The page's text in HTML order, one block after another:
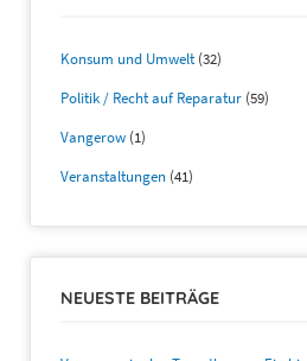
Konsum und Umwelt(32)
Politik / Recht auf Reparatur (59)
Vangerow (1)
Veranstaltungen (41)
NEUESTE BEITRÄGE